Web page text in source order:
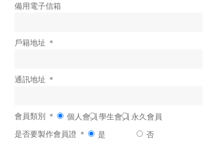
備用電子信箱
戶籍地址 ＊
通訊地址 ＊
會員類別 ＊ 個人會員 學生會員 永久會員
是否要製作會員證 ＊ 是 否